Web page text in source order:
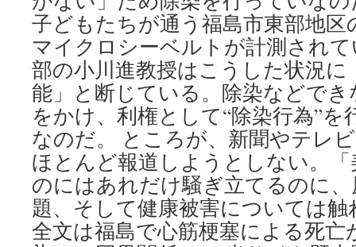
子どもたちが通う福島市東部地区
マイクロシーベルトが計測され
部の小川進教授はこうした状況に
能」と断じている。除染などで
をかけ、利権として“除染行為”
なのだ。 ところが、新聞やテレ
ほとんど報道しようとしない。
のにはあれだけ騒ぎ立てるのに
題、そして健康被害については
全文は福島で心筋梗塞による死亡